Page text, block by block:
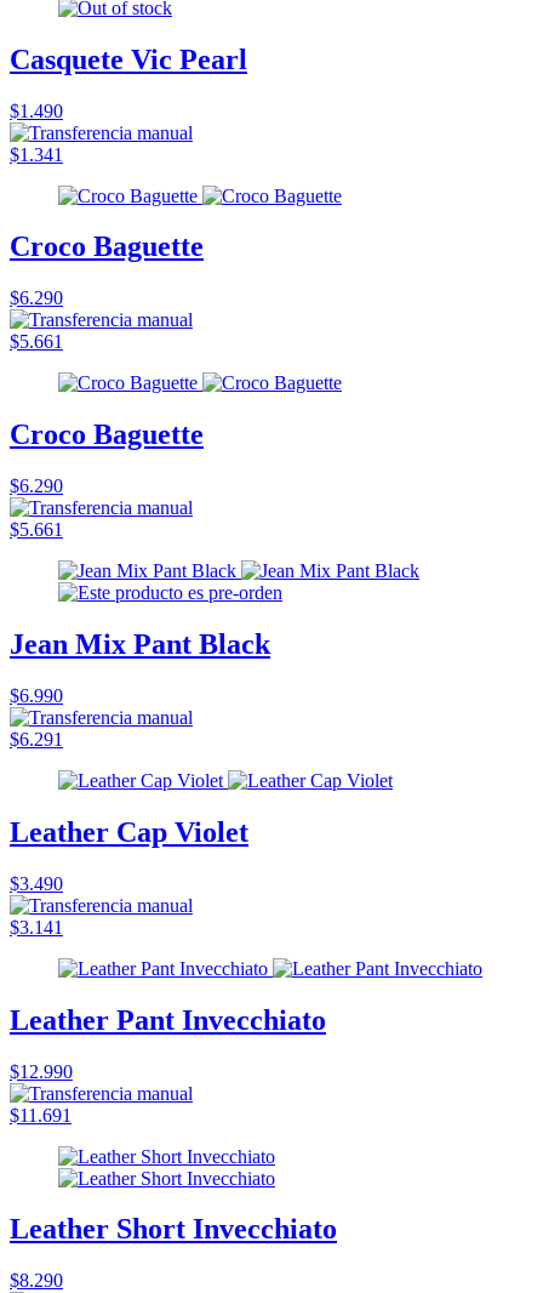
Casquete Vic Pearl
$1.490
$1.341
Croco Baguette
$6.290
$5.661
Croco Baguette
$6.290
$5.661
Jean Mix Pant Black
$6.990
$6.291
Leather Cap Violet
$3.490
$3.141
Leather Pant Invecchiato
$12.990
$11.691
Leather Short Invecchiato
$8.290